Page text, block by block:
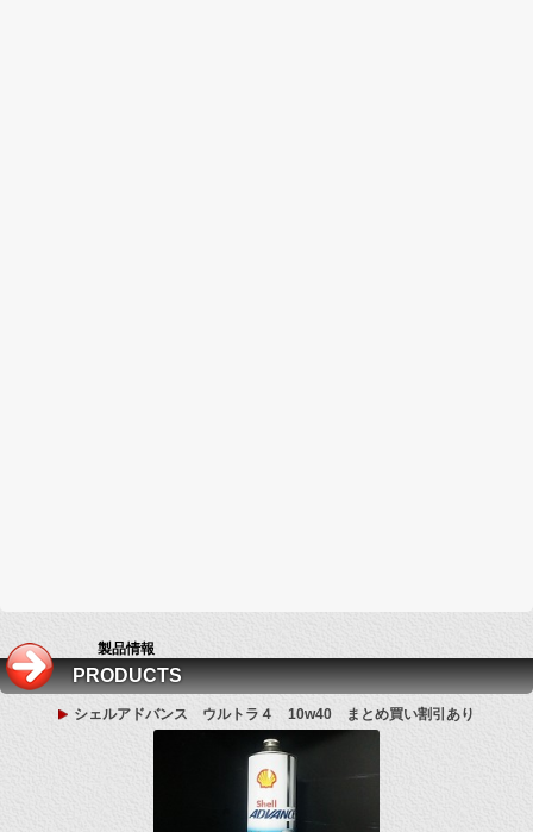
製品情報
PRODUCTS
シェルアドバンス ウルトラ４ 10w40 まとめ買い割引あり